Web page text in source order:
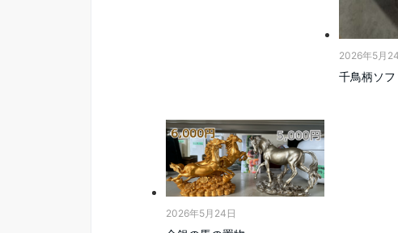
2026年5月
千鳥柄ソフ
2026年5月24日